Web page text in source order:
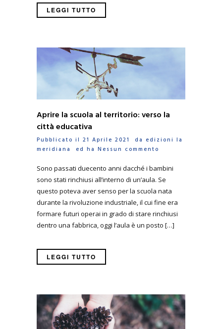
LEGGI TUTTO
Aprire la scuola al territorio: verso la
città educativa
Pubblicato il 21 Aprile 2021 da edizioni la
meridiana
ed ha Nessun commento
Sono passati duecento anni dacché i bambini
sono stati rinchiusi all’interno di un’aula. Se
questo poteva aver senso per la scuola nata
durante la rivoluzione industriale, il cui fine era
formare futuri operai in grado di stare rinchiusi
dentro una fabbrica, oggi l’aula è un posto […]
LEGGI TUTTO